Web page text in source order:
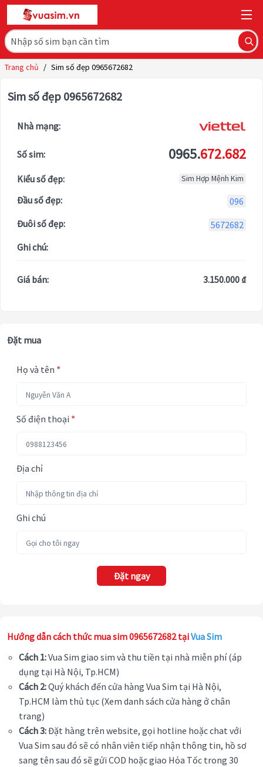
Trang chủ / Sim số đẹp 0965672682
Sim số đẹp 0965672682
Nhà mạng:
Số sim: 0965.672.682
Kiểu số đẹp: Sim Hợp Mệnh Kim
Đầu số đẹp:
096
Đuôi số đẹp:
5672682
Ghi chú:
Giá bán: 3.150.000 ₫
Đặt mua
Họ và tên *
Số điện thoại *
Địa chỉ
Ghi chú
Đặt ngay
Hướng dẫn cách thức mua sim 0965672682 tạiVua Sim
Cách 1:Vua Sim giao sim và thu tiền tại nhà miễn phí (áp
dụng tại Hà Nội, Tp.HCM)
Cách 2:Quý khách đến cửa hàng Vua Sim tại Hà Nội,
Tp.HCM làm thủ tục (Xem danh sách cửa hàng ở chân
trang)
Cách 3:Đặt hàng trên website, gọi hotline hoặc chat với
Vua Sim sau đó sẽ có nhân viên tiếp nhận thông tin, hồ sơ
sang tên sau đó sẽ gửi COD hoặc giao Hỏa Tốc trong 30